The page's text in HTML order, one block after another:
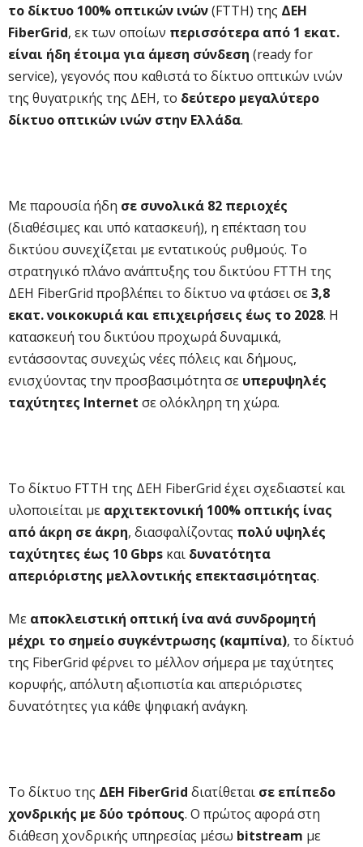
το δίκτυο 100% οπτικών ινών(FTTH) της ΔΕΗ
FiberGrid, εκ των οποίων περισσότερα από 1 εκατ.
είναι ήδη έτοιμα για άμεση σύνδεση (ready for
service), γεγονός που καθιστά το δίκτυο οπτικών ινών
της θυγατρικής της ΔΕΗ, το δεύτερο μεγαλύτερο
δίκτυο οπτικών ινών στην Ελλάδα.
Με παρουσία ήδη σε συνολικά 82 περιοχές
(διαθέσιμες και υπό κατασκευή), η επέκταση του
δικτύου συνεχίζεται με εντατικούς ρυθμούς. Το
στρατηγικό πλάνο ανάπτυξης του δικτύου FTTH της
ΔΕΗ FiberGrid προβλέπει το δίκτυο να φτάσει σε3,8
εκατ. νοικοκυριά και επιχειρήσεις έως το 2028. Η
κατασκευή του δικτύου προχωρά δυναμικά,
εντάσσοντας συνεχώς νέες πόλεις και δήμους,
ενισχύοντας την προσβασιμότητα σε υπερυψηλές
ταχύτητες Internet σε ολόκληρη τη χώρα.
Το δίκτυο FTTH της ΔΕΗ FiberGrid έχει σχεδιαστεί και
υλοποιείται με αρχιτεκτονική 100% οπτικής ίνας
από άκρη σε άκρη, διασφαλίζοντας πολύ υψηλές
ταχύτητες έως 10 Gbps και δυνατότητα
απεριόριστης μελλοντικής επεκτασιμότητας.
Με αποκλειστική οπτική ίνα ανά συνδρομητή
μέχρι το σημείο συγκέντρωσης (καμπίνα), το δίκτυό
της FiberGrid φέρνει το μέλλον σήμερα με ταχύτητες
κορυφής, απόλυτη αξιοπιστία και απεριόριστες
δυνατότητες για κάθε ψηφιακή ανάγκη.
Το δίκτυο της ΔΕΗ FiberGrid διατίθεται σε επίπεδο
χονδρικής με δύο τρόπους. Ο πρώτος αφορά στη
διάθεση χονδρικής υπηρεσίας μέσω bitstream με